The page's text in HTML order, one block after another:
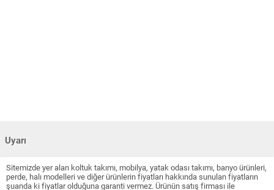
Uyarı
Sitemizde yer alan koltuk takımı, mobilya, yatak odası takımı, banyo ürünleri,
perde, halı modelleri ve diğer ürünlerin fiyatları hakkında sunulan fiyatların
şuanda ki fiyatlar olduğuna garanti vermez. Ürünün satış firması ile